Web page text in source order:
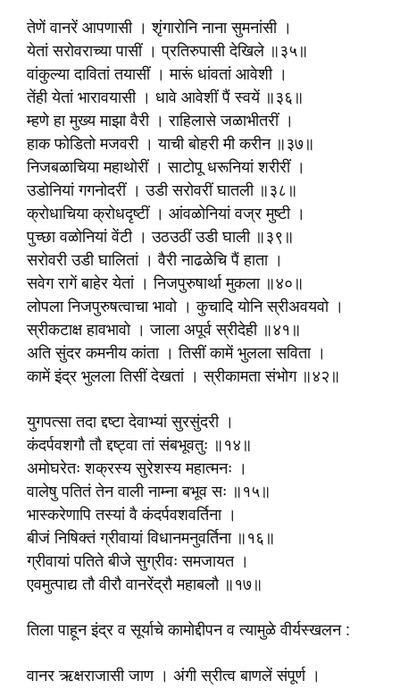
तेणें वानरें आपणासी । शृंगारोनि नाना सुमनांसी ।
येतां सरोवराच्या पासीं । प्रतिरुपासी देखिले ॥३५॥
वांकुल्या दावितां तयासीं । मारूं धांवतां आवेशी ।
तेंही येतां भारावयासी । धावे आवेशीं पैं स्वयें ॥३६॥
म्हणे हा मुख्य माझा वैरी । राहिलासे जळाभीतरीं ।
हाक फोडितो मजवरी । याची बोहरी मी करीन ॥३७॥
निजबळाचिया महाथोरीं । साटोपू धरूनियां शरीरीं ।
उडोनियां गगनोदरीं । उडी सरोवरीं घातली ॥३८॥
क्रोधाचिया क्रोधदृष्टीं । आंवळोनियां वज्र मुष्टी ।
पुच्छा वळोनियां वेंटी । उठउठीं उडी घाली ॥३९॥
सरोवरी उडी घालितां । वैरी नाढळेचि पैं हाता ।
सवेग रागें बाहेर येतां । निजपुरुषार्था मुकला ॥४०॥
लोपला निजपुरुषत्वाचा भावो । कुचादि योनि स्रीअवयवो ।
स्रीकटाक्ष हावभावो । जाला अपूर्व स्रीदेही ॥४१॥
अति सुंदर कमनीय कांता । तिसीं कामें भुलला सविता ।
कामें इंद्र भुलला तिसीं देखतां । स्रीकामता संभोग ॥४२॥
युगपत्सा तदा द्दष्टा देवाभ्यां सुरसुंदरी ।
कंदर्पवशगौ तौ द्दष्ट्वा तां संबभूवतुः ॥१४॥
अमोघरेतः शक्रस्य सुरेशस्य महात्मनः ।
वालेषु पतितं तेन वाली नाम्ना बभूव सः ॥१५॥
भास्करेणापि तस्यां वै कंदर्पवशवर्तिना ।
बीजं निषिक्तं ग्रीवायां विधानमनुवर्तिना ॥१६॥
ग्रीवायां पतिते बीजे सुग्रीवः समजायत ।
एवमुत्पाद्य तौ वीरौ वानरेंद्रौ महाबलौ ॥१७॥
तिला पाहून इंद्र व सूर्याचे कामोद्दीपन व त्यामुळे वीर्यस्खलन :
वानर ऋक्षराजासी जाण । अंगी स्रीत्व बाणलें संपूर्ण ।